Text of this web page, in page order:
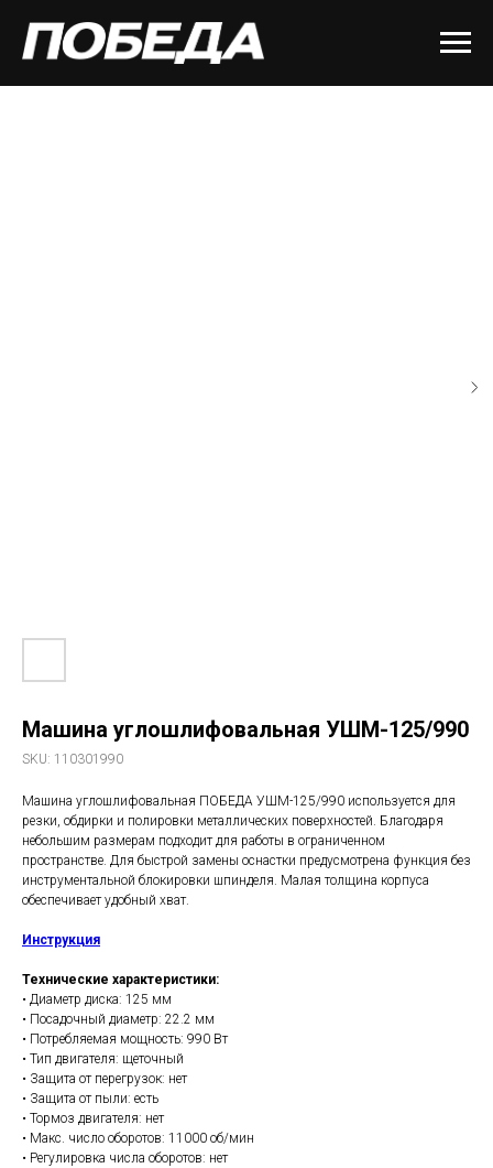
Машина углошлифовальная УШМ-125/990
SKU: 110301990
Машина углошлифовальная ПОБЕДА УШМ-125/990 используется для
резки, обдирки и полировки металлических поверхностей. Благодаря
небольшим размерам подходит для работы в ограниченном
пространстве. Для быстрой замены оснастки предусмотрена функция без
инструментальной блокировки шпинделя. Малая толщина корпуса
обеспечивает удобный хват.
Инструкция
Технические характеристики:
• Диаметр диска: 125 мм
• Посадочный диаметр: 22.2 мм
• Потребляемая мощность: 990 Вт
• Тип двигателя: щеточный
• Защита от перегрузок: нет
• Защита от пыли: есть
• Тормоз двигателя: нет
• Макс. число оборотов: 11000 об/мин
• Регулировка числа оборотов: нет